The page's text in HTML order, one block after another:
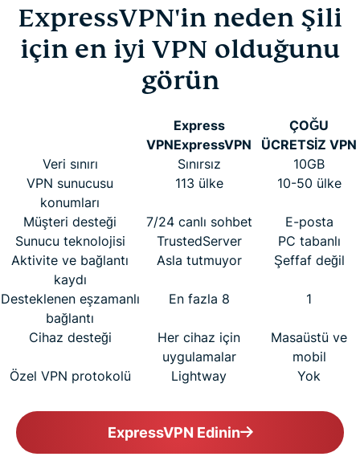
ExpressVPN'in neden Şili
için en iyi VPN olduğunu
görün
Express
VPNExpressVPN
ÇOĞU
ÜCRETSİZ VPN
Veri sınırı
Sınırsız
10GB
VPN sunucusu
konumları
113 ülke 10-50 ülke
Müşteri desteği 7/24 canlı sohbet
E-posta
Sunucu teknolojisi
TrustedServer
PC tabanlı
Aktivite ve bağlantı
kaydı
Asla tutmuyor Şeffaf değil
Desteklenen eşzamanlı
bağlantı
En fazla 8 1
Cihaz desteği
Her cihaz için
uygulamalar
Masaüstü ve
mobil
Özel VPN protokolü
Lightway Yok
ExpressVPN Edinin